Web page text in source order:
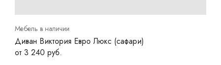
Мебель в наличии
Диван Виктория Евро Люкс (сафари)
от 3 240 руб.